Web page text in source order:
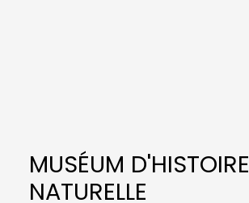
MUSÉUM D'HISTOIRE
NATURELLE